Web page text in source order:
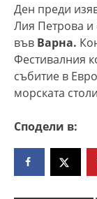
Ден преди
Лия Петрова и
във Варна.
Фестивалния
събитие в
морската
Сподели в: